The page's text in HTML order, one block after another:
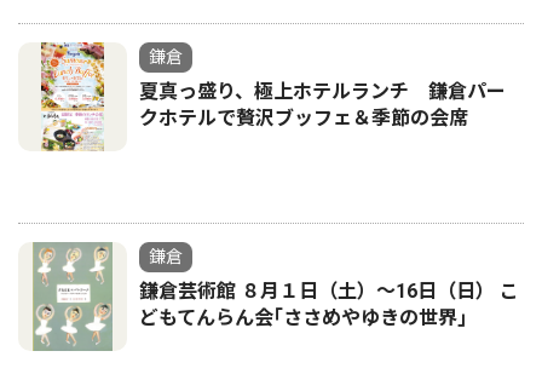
鎌倉
夏真っ盛り、極上ホテルランチ 鎌倉パー
クホテルで贅沢ブッフェ＆季節の会席
鎌倉
鎌倉芸術館 ８月１日（土）〜16日（日） こ
どもてんらん会｢ささめやゆきの世界｣